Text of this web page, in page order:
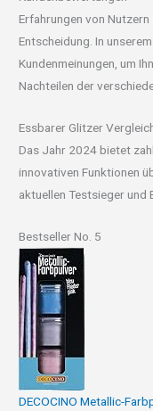
Erfahrungen von
Entscheidung. In
Kundenmeinungen, um
Nachteilen der
Essbarer Glitzer
Das Jahr 2024 bietet
innovativen Funktionen
aktuellen Testsieger und
Bestseller No. 5
DECOCINO Metallic-